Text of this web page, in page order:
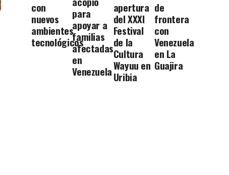
con
nuevos
ambientes
tecnológicos
para
apoyar a
familias
afectadas
en
Venezuela
apertura
del XXXI
Festival
de la
Cultura
Wayuu en
Uribia
de
frontera
con
Venezuela
en La
Guajira